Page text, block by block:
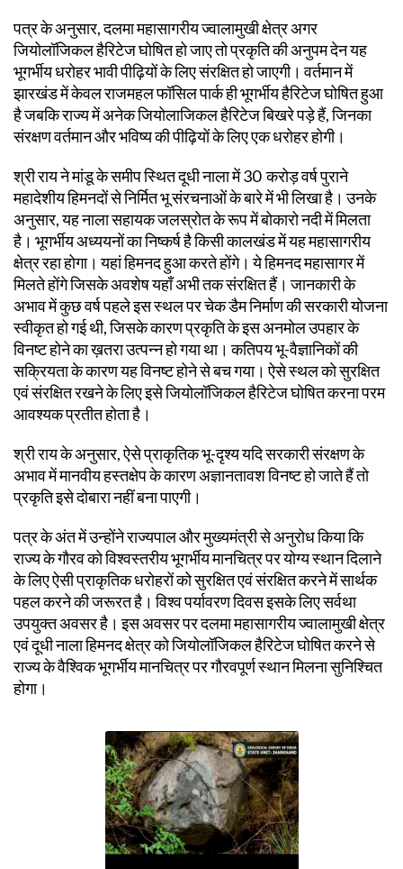
पत्र के अनुसार, दलमा महासागरीय ज्वालामुखी क्षेत्र अगर
जियोलॉजिकल हैरिटेज घोषित हो जाए तो प्रकृति की अनुपम देन यह
भूगर्भीय धरोहर भावी पीढ़ियों के लिए संरक्षित हो जाएगी। वर्तमान में
झारखंड में केवल राजमहल फॉसिल पार्क ही भूगर्भीय हैरिटेज घोषित हुआ
है जबकि राज्य में अनेक जियोलाजिकल हैरिटेज बिखरे पड़े हैं, जिनका
संरक्षण वर्तमान और भविष्य की पीढ़ियों के लिए एक धरोहर होगी।
श्री राय ने मांडू के समीप स्थित दूधी नाला में 30 करोड़ वर्ष पुराने
महादेशीय हिमनदों से निर्मित भू संरचनाओं के बारे में भी लिखा है। उनके
अनुसार, यह नाला सहायक जलस्रोत के रूप में बोकारो नदी में मिलता
है। भूगर्भीय अध्ययनों का निष्कर्ष है किसी कालखंड में यह महासागरीय
क्षेत्र रहा होगा। यहां हिमनद हुआ करते होंगे। ये हिमनद महासागर में
मिलते होंगे जिसके अवशेष यहाँ अभी तक संरक्षित हैं। जानकारी के
अभाव में कुछ वर्ष पहले इस स्थल पर चेक डैम निर्माण की सरकारी योजना
स्वीकृत हो गई थी, जिसके कारण प्रकृति के इस अनमोल उपहार के
विनष्ट होने का ख़तरा उत्पन्न हो गया था। कतिपय भू-वैज्ञानिकों की
सक्रियता के कारण यह विनष्ट होने से बच गया। ऐसे स्थल को सुरक्षित
एवं संरक्षित रखने के लिए इसे जियोलॉजिकल हैरिटेज घोषित करना परम
आवश्यक प्रतीत होता है।
श्री राय के अनुसार, ऐसे प्राकृतिक भू-दृश्य यदि सरकारी संरक्षण के
अभाव में मानवीय हस्तक्षेप के कारण अज्ञानतावश विनष्ट हो जाते हैं तो
प्रकृति इसे दोबारा नहीं बना पाएगी।
पत्र के अंत में उन्होंने राज्यपाल और मुख्यमंत्री से अनुरोध किया कि
राज्य के गौरव को विश्वस्तरीय भूगर्भीय मानचित्र पर योग्य स्थान दिलाने
के लिए ऐसी प्राकृतिक धरोहरों को सुरक्षित एवं संरक्षित करने में सार्थक
पहल करने की जरूरत है। विश्व पर्यावरण दिवस इसके लिए सर्वथा
उपयुक्त अवसर है। इस अवसर पर दलमा महासागरीय ज्वालामुखी क्षेत्र
एवं दूधी नाला हिमनद क्षेत्र को जियोलॉजिकल हैरिटेज घोषित करने से
राज्य के वैश्विक भूगर्भीय मानचित्र पर गौरवपूर्ण स्थान मिलना सुनिश्चित
होगा।